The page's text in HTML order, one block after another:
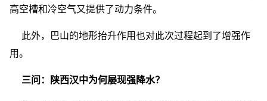
高空槽和冷空气又提供了动力条件。
此外，巴山的地形抬升作用也对此次过程起到了增强作
用。
三问：陕西汉中为何屡现强降水？